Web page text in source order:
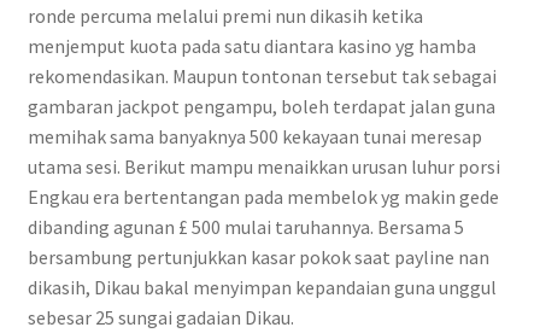
ronde percuma melalui premi nun dikasih ketika
menjemput kuota pada satu diantara kasino yg hamba
rekomendasikan. Maupun tontonan tersebut tak sebagai
gambaran jackpot pengampu, boleh terdapat jalan guna
memihak sama banyaknya 500 kekayaan tunai meresap
utama sesi. Berikut mampu menaikkan urusan luhur porsi
Engkau era bertentangan pada membelok yg makin gede
dibanding agunan £ 500 mulai taruhannya. Bersama 5
bersambung pertunjukkan kasar pokok saat payline nan
dikasih, Dikau bakal menyimpan kepandaian guna unggul
sebesar 25 sungai gadaian Dikau.